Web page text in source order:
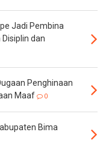
Jadi Pembina
dan
Penghinaan
Maaf
0
Bima